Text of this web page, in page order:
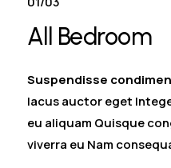
All Bedroom
Suspendisse
lacus auctor eget
eu aliquam Quisque
viverra eu Nam